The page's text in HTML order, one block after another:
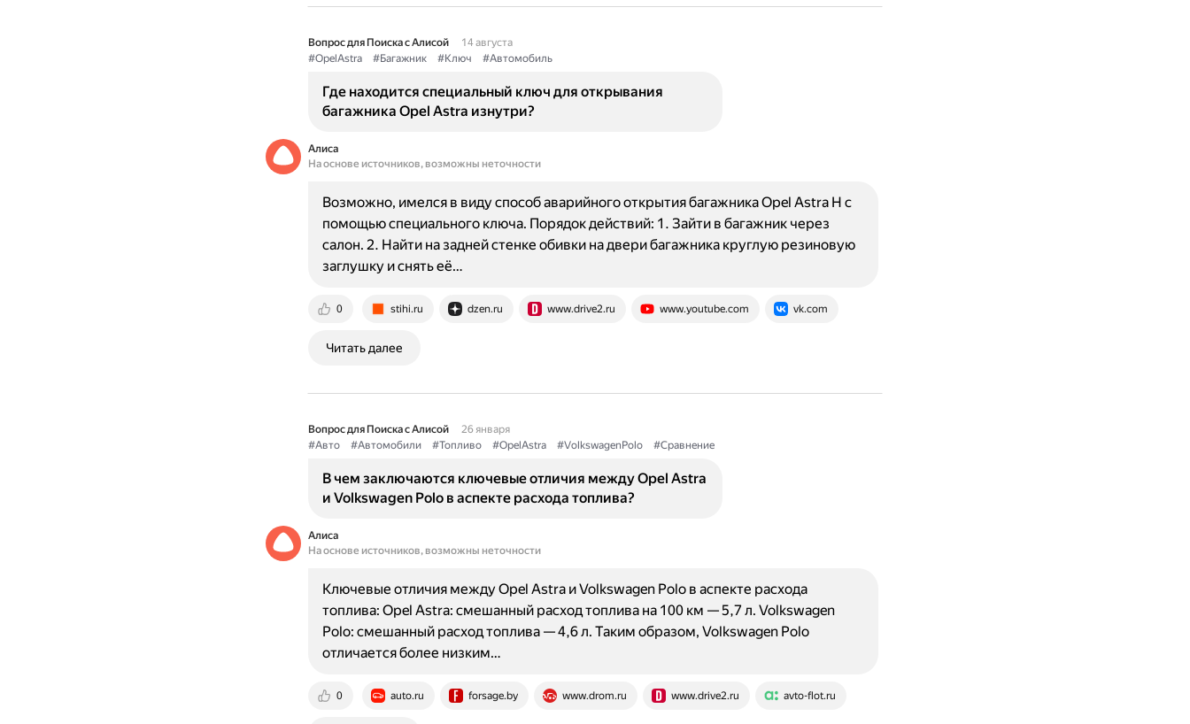
Вопрос для Поиска с Алисой
14 августа
#OpelAstra
#Багажник #Ключ #Автомобиль
Где находится специальный ключ для открывания
багажника Opel Astra изнутри?
Алиса
На основе источников, возможны неточности
0 stihi.ru dzen.ru www.drive2.ru www.youtube.com vk.com
Возможно, имелся в виду способ аварийного открытия багажника Opel Astra H с
помощью специального ключа. Порядок действий: 1. Зайти в багажник через
салон. 2. Найти на задней стенке обивки на двери багажника круглую резиновую
заглушку и снять её…
Читать далее
Вопрос для Поиска с Алисой
26 января
#Авто
#Автомобили #Топливо #OpelAstra #VolkswagenPolo #Сравнение
В чем заключаются ключевые отличия между Opel Astra
и Volkswagen Polo в аспекте расхода топлива?
Алиса
На основе источников, возможны неточности
0 auto.ru forsage.by www.drom.ru www.drive2.ru avto-flot.ru
Ключевые отличия между Opel Astra и Volkswagen Polo в аспекте расхода
топлива: Opel Astra: смешанный расход топлива на 100 км — 5,7 л. Volkswagen
Polo: смешанный расход топлива — 4,6 л. Таким образом, Volkswagen Polo
отличается более низким…